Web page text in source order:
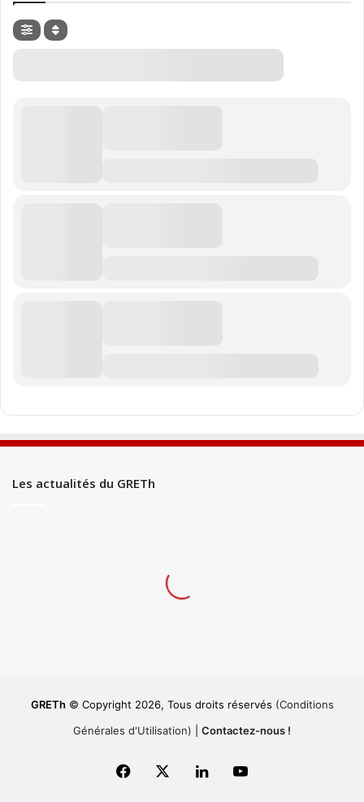
Les actualités du GRETh
GRETh© Copyright 2026, Tous droits réservés (Conditions
Générales d'Utilisation)
Contactez-nous !
Facebook LinkedinYouTube